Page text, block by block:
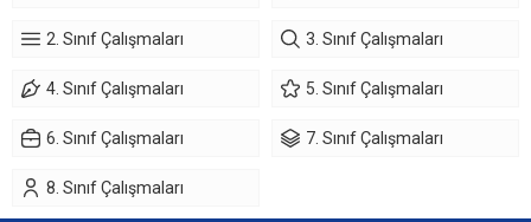
2. Sınıf Çalışmaları 3. Sınıf Çalışmaları
4. Sınıf Çalışmaları 5. Sınıf Çalışmaları
6. Sınıf Çalışmaları 7. Sınıf Çalışmaları
8. Sınıf Çalışmaları